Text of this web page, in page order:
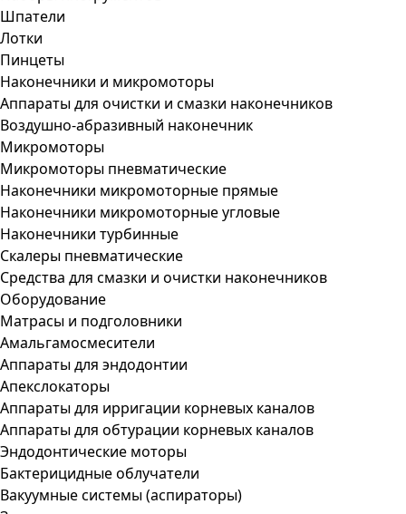
Шпатели
Лотки
Пинцеты
Наконечники и микромоторы
Аппараты для очистки и смазки наконечников
Воздушно-абразивный наконечник
Микромоторы
Микромоторы пневматические
Наконечники микромоторные прямые
Наконечники микромоторные угловые
Наконечники турбинные
Скалеры пневматические
Средства для смазки и очистки наконечников
Оборудование
Матрасы и подголовники
Амальгамосмесители
Аппараты для эндодонтии
Апекслокаторы
Аппараты для ирригации корневых каналов
Аппараты для обтурации корневых каналов
Эндодонтические моторы
Бактерицидные облучатели
Вакуумные системы (аспираторы)